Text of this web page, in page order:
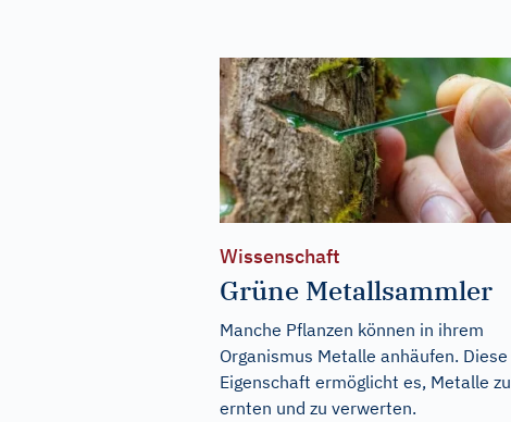
Wissenschaft
Grüne Metallsammler
Manche Pflanzen können in ihrem
Organismus Metalle anhäufen. Diese
Eigenschaft ermöglicht es, Metalle zu
ernten und zu verwerten.